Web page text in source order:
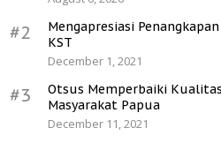
#2
Mengapresiasi
KST
December 1, 2021
#3
Otsus Memperbaiki
Masyarakat Papua
December 11, 2021